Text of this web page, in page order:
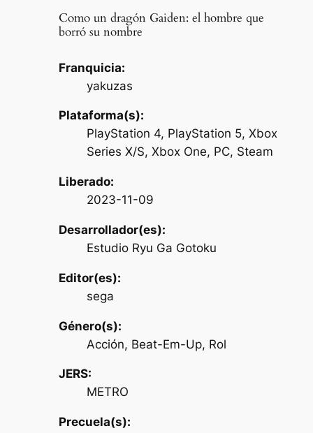
Como un dragón Gaiden: el hombre que
borró su nombre
Franquicia:
yakuzas
Plataforma(s):
PlayStation 4, PlayStation 5, Xbox
Series X/S, Xbox One, PC, Steam
Liberado:
2023-11-09
Desarrollador(es):
Estudio Ryu Ga Gotoku
Editor(es):
sega
Género(s):
Acción, Beat-Em-Up, Rol
JERS:
METRO
Precuela(s):